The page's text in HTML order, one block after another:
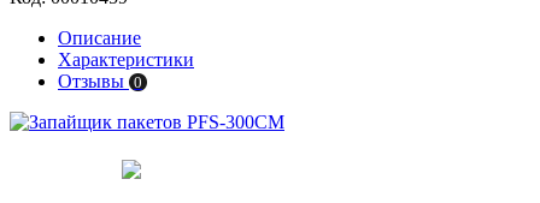
Описание
Характеристики
Отзывы 0